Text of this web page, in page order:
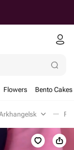
Flowers Bento Cakes